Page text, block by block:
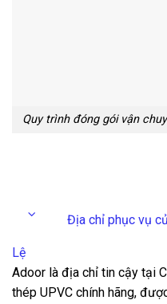
Quy trình đóng gói vận
Địa chỉ phục vụ
Lệ
Adoor là địa chỉ tin cậy tại
thép UPVC chính hãng,